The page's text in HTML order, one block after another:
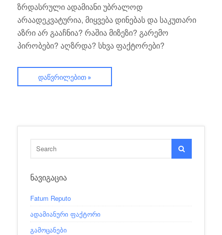
ზრდასრული ადამიანი უბრალოდ
არაადეკვატურია, მიყვება დინებას და საკუთარი
აზრი არ გააჩნია? რაშია მიზეზი? გარემო
პირობები? აღზრდა? სხვა ფაქტორები?
ᲓᲐᲬᲕᲠᲘᲚᲔᲑᲘᲗ »
ᲜᲐᲕᲘᲒᲐᲪᲘᲐ
Fatum Reputo
ადამიანური ფაქტორი
გამოცანები